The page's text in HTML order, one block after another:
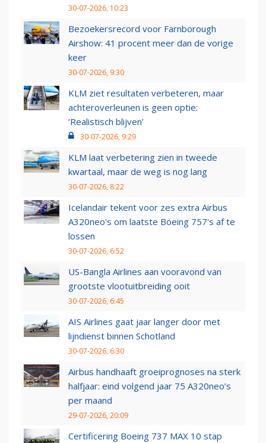
30-07-2026, 10:23
Bezoekersrecord voor Farnborough
Airshow: 41 procent meer dan de vorige
keer
30-07-2026, 9:30
KLM ziet resultaten verbeteren, maar
achteroverleunen is geen optie:
‘Realistisch blijven’
30-07-2026, 9:29
KLM laat verbetering zien in tweede
kwartaal, maar de weg is nog lang
30-07-2026, 8:22
Icelandair tekent voor zes extra Airbus
A320neo's om laatste Boeing 757's af te
lossen
30-07-2026, 6:52
US-Bangla Airlines aan vooravond van
grootste vlootuitbreiding ooit
30-07-2026, 6:45
AIS Airlines gaat jaar langer door met
lijndienst binnen Schotland
30-07-2026, 6:30
Airbus handhaaft groeiprognoses na sterk
halfjaar: eind volgend jaar 75 A320neo’s
per maand
29-07-2026, 20:09
Certificering Boeing 737 MAX 10 stap